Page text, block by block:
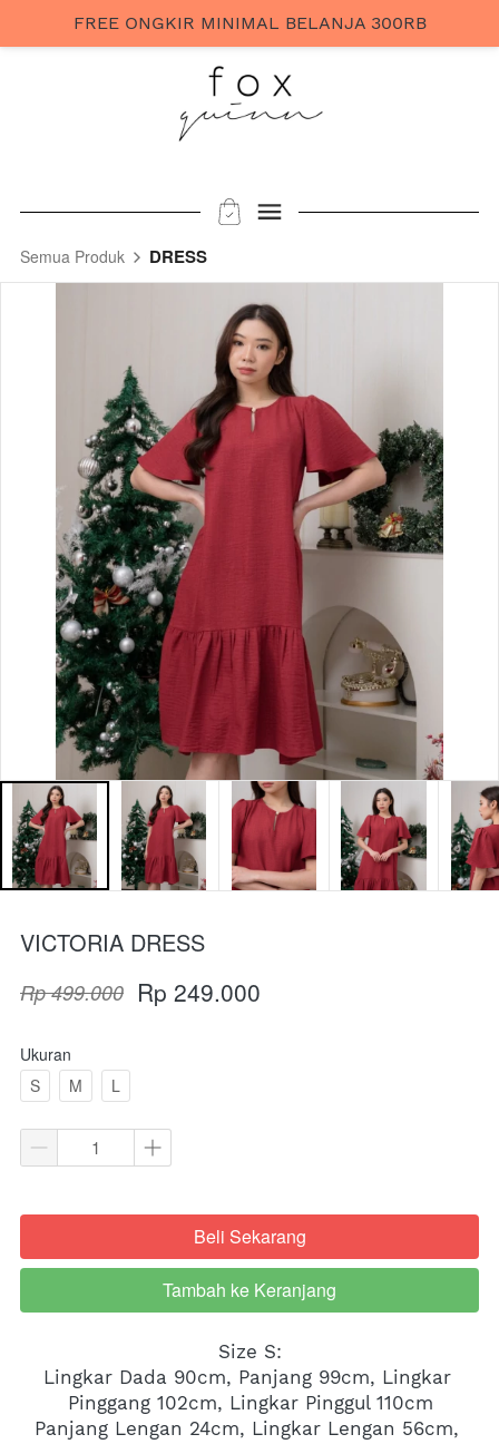
Semua Produk DRESS
VICTORIA DRESS
Rp 499.000 Rp 249.000
Ukuran
S
M L
`Beli Sekarang
`
Tambah ke Keranjang
Size S:
Lingkar Dada 90cm, Panjang 99cm, Lingkar
Pinggang 102cm, Lingkar Pinggul 110cm
Panjang Lengan 24cm, Lingkar Lengan 56cm,
FREE ONGKIR MINIMAL BELANJA 300RB